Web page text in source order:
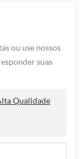
ou use nossos
suas
Qualidade